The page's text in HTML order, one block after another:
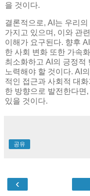
을 것이다.
결론적으로, AI는 우리
가지고 있으며, 이와 관
이해가 요구된다. 향후
한 사회 변화 또한 가속
최소화하고 AI의 긍정적
노력해야 할 것이다. AI
적인 접근과 사회적 대
한 방향으로 발전한다면
있을 것이다.
공유
‹